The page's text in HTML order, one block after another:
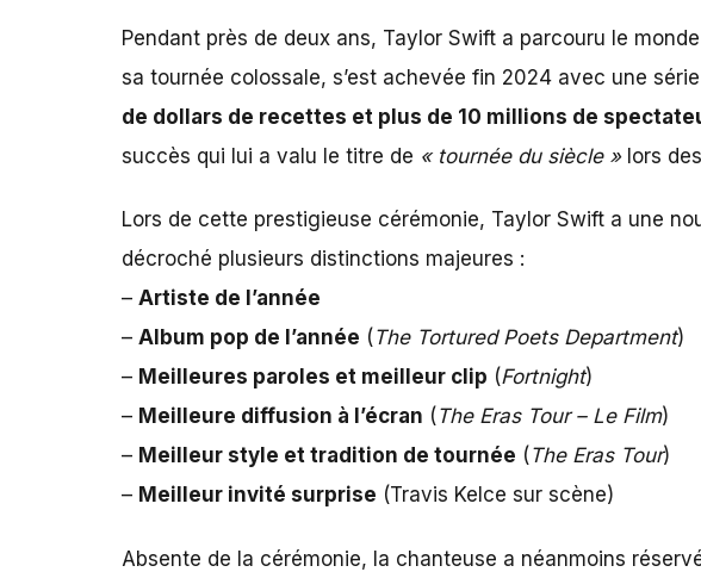
Pendant près de deux ans, Taylor Swift a parcouru le
sa tournée colossale, s’est achevée fin 2024 avec une
de dollars de recettes et plus de 10 millions de
succès qui lui a valu le titre de « tournée du siècle »lors des
Lors de cette prestigieuse cérémonie, Taylor Swift a une
décroché plusieurs distinctions majeures :
– Artiste de l’année
– Album pop de l’année ( The Tortured Poets Department)
– Meilleures paroles et meilleur clip (Fortnight)
– Meilleure diffusion à l’écran ( The Eras Tour – Le Film)
– Meilleur style et tradition de tournée ( The Eras Tour)
– Meilleur invité surprise (Travis Kelce sur scène)
Absente de la cérémonie, la chanteuse a néanmoins